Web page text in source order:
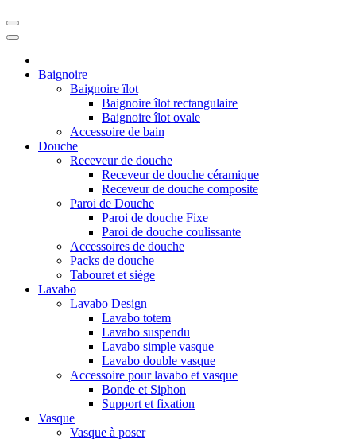
Baignoire
Baignoire îlot
Baignoire îlot rectangulaire
Baignoire îlot ovale
Accessoire de bain
Douche
Receveur de douche
Receveur de douche céramique
Receveur de douche composite
Paroi de Douche
Paroi de douche Fixe
Paroi de douche coulissante
Accessoires de douche
Packs de douche
Tabouret et siège
Lavabo
Lavabo Design
Lavabo totem
Lavabo suspendu
Lavabo simple vasque
Lavabo double vasque
Accessoire pour lavabo et vasque
Bonde et Siphon
Support et fixation
Vasque
Vasque à poser